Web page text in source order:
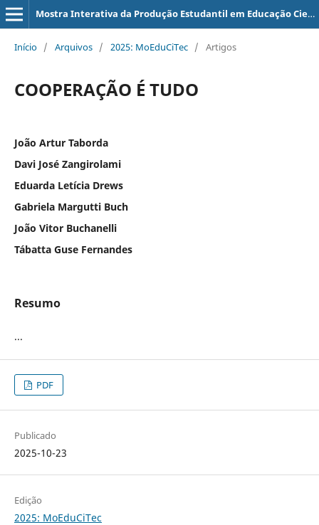
Mostra Interativa da Produção Estudantil em Educação Científica e Tecnológica
Início / Arquivos / 2025: MoEduCiTec / Artigos
COOPERAÇÃO É TUDO
João Artur Taborda
Davi José Zangirolami
Eduarda Letícia Drews
Gabriela Margutti Buch
João Vitor Buchanelli
Tábatta Guse Fernandes
Resumo
...
PDF
Publicado
2025-10-23
Edição
2025: MoEduCiTec